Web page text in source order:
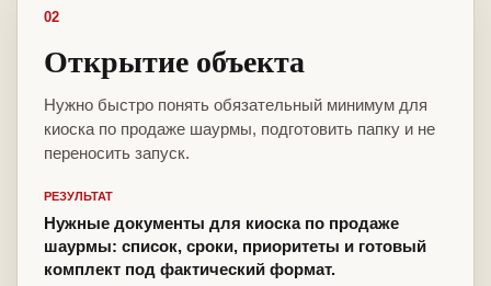
02
Открытие объекта
Нужно быстро понять обязательный минимум для
киоска по продаже шаурмы, подготовить папку и не
переносить запуск.
РЕЗУЛЬТАТ
Нужные документы для киоска по продаже
шаурмы: список, сроки, приоритеты и готовый
комплект под фактический формат.